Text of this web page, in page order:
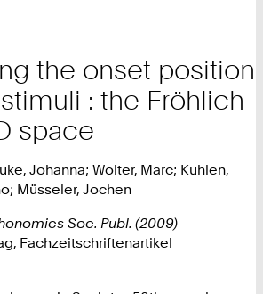
the onset position
: the Fröhlich
space
Johanna; Wolter, Marc; Kuhlen,
Müsseler, Jochen
Soc. Publ. (2009)
Fachzeitschriftenartikel